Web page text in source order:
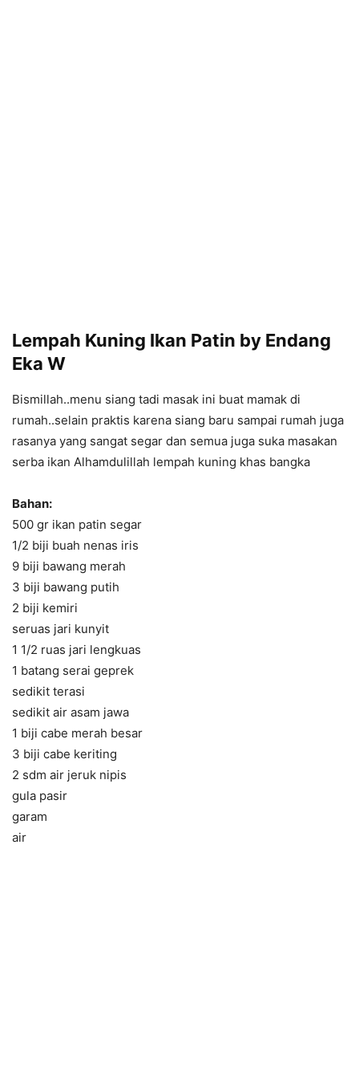
Lempah Kuning Ikan Patin by Endang
Eka W
Bismillah..menu siang tadi masak ini buat mamak di
rumah..selain praktis karena siang baru sampai rumah juga
rasanya yang sangat segar dan semua juga suka masakan
serba ikan Alhamdulillah lempah kuning khas bangka
Bahan:
500 gr ikan patin segar
1/2 biji buah nenas iris
9 biji bawang merah
3 biji bawang putih
2 biji kemiri
seruas jari kunyit
1 1/2 ruas jari lengkuas
1 batang serai geprek
sedikit terasi
sedikit air asam jawa
1 biji cabe merah besar
3 biji cabe keriting
2 sdm air jeruk nipis
gula pasir
garam
air